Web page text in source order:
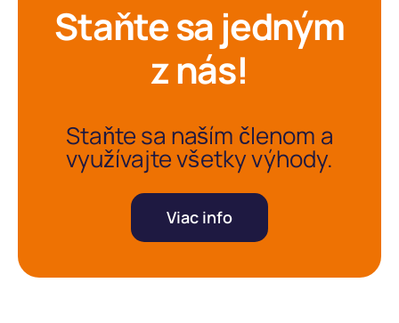
Staňte sa jedným
z nás!
Staňte sa naším členom a
využívajte všetky výhody.
Viac info